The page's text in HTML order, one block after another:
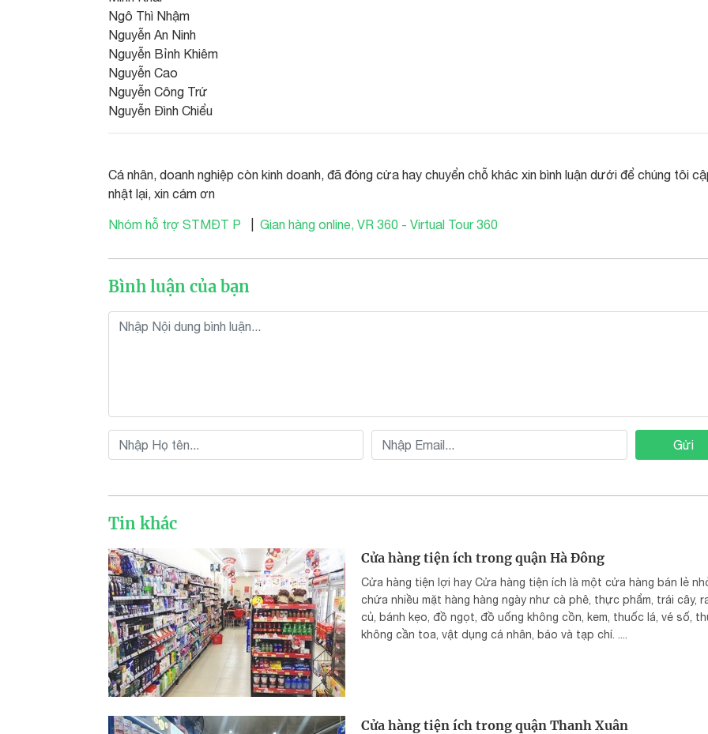
Ngô Thì Nhậm
Nguyễn An Ninh
Nguyễn Bỉnh Khiêm
Nguyễn Cao
Nguyễn Công Trứ
Nguyễn Đình Chiểu
Cá nhân, doanh nghiệp còn kinh doanh, đã đóng cửa hay chuyển chỗ khác xin bình luận dưới để chúng tôi
nhật lại, xin cám ơn
Nhóm hỗ trợ STMĐT P Gian hàng online, VR 360 - Virtual Tour 360
Bình luận của bạn
Gửi
Tin khác
Cửa hàng tiện ích trong quận Hà Đông
Cửa hàng tiện lợi hay Cửa hàng tiện ích là một cửa hàng bán lẻ
chứa nhiều mặt hàng hàng ngày như cà phê, thực phẩm, trái cây,
củ, bánh kẹo, đồ ngọt, đồ uống không cồn, kem, thuốc lá, vé số,
không cần toa, vật dụng cá nhân, báo và tạp chí. ....
Cửa hàng tiện ích trong quận Thanh Xuân